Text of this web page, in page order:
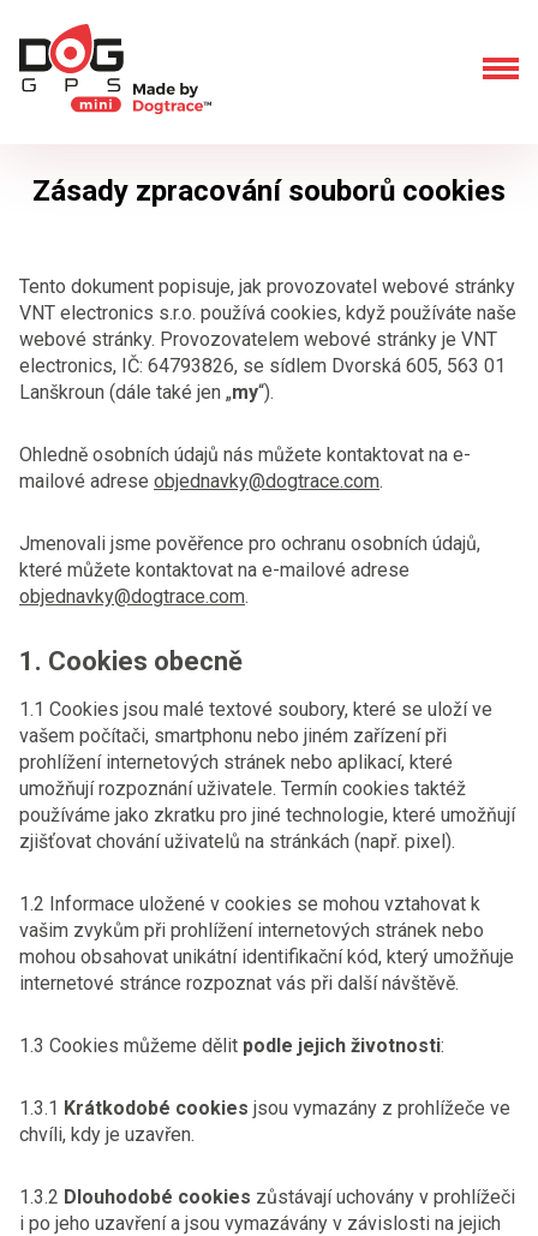
Zásady zpracování souborů cookies
Tento dokument popisuje, jak provozovatel webové stránky
VNT electronics s.r.o. používá cookies, když používáte naše
webové stránky. Provozovatelem webové stránky je VNT
electronics, IČ: 64793826, se sídlem Dvorská 605, 563 01
Lanškroun (dále také jen „my“).
Ohledně osobních údajů nás můžete kontaktovat na e-
mailové adrese objednavky@dogtrace.com.
Jmenovali jsme pověřence pro ochranu osobních údajů,
které můžete kontaktovat na e-mailové adrese
objednavky@dogtrace.com.
1. Cookies obecně
1.1 Cookies jsou malé textové soubory, které se uloží ve
vašem počítači, smartphonu nebo jiném zařízení při
prohlížení internetových stránek nebo aplikací, které
umožňují rozpoznání uživatele. Termín cookies taktéž
používáme jako zkratku pro jiné technologie, které umožňují
zjišťovat chování uživatelů na stránkách (např. pixel).
1.2 Informace uložené v cookies se mohou vztahovat k
vašim zvykům při prohlížení internetových stránek nebo
mohou obsahovat unikátní identifikační kód, který umožňuje
internetové stránce rozpoznat vás při další návštěvě.
1.3 Cookies můžeme dělit podle jejich životnosti:
1.3.1 Krátkodobé cookies jsou vymazány z prohlížeče ve
chvíli, kdy je uzavřen.
1.3.2 Dlouhodobé cookies zůstávají uchovány v prohlížeči
i po jeho uzavření a jsou vymazávány v závislosti na jejich